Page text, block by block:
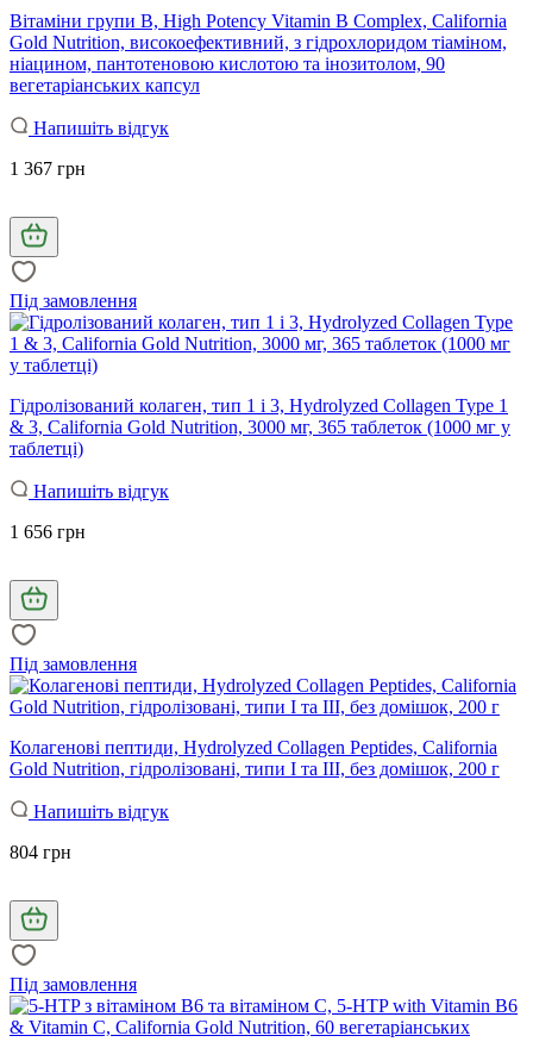
Вітаміни групи В, High Potency Vitamin B Complex, California
Gold Nutrition, високоефективний, з гідрохлоридом тіаміном,
ніацином, пантотеновою кислотою та інозитолом, 90
вегетаріанських капсул
Напишіть відгук
1 367 грн
Під замовлення
Гідролізований колаген, тип 1 і 3, Hydrolyzed Collagen Type 1
& 3, California Gold Nutrition, 3000 мг, 365 таблеток (1000 мг у
таблетці)
Напишіть відгук
1 656 грн
Під замовлення
Колагенові пептиди, Hydrolyzed Collagen Peptides, California
Gold Nutrition, гідролізовані, типи I та III, без домішок, 200 г
Напишіть відгук
804 грн
Під замовлення